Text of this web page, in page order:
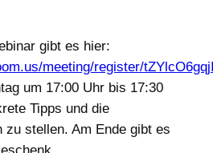
gibt es hier:
meeting/register/
um 17:00 Uhr bis 17:30
Tipps und die
zu stellen. Am Ende gibt es